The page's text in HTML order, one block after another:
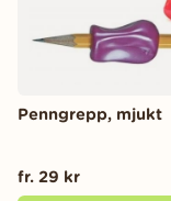
Penngrepp, mjukt
fr. 29 kr